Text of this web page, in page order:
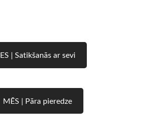
ES | Satikšanās ar sevi
MĒS | Pāra pieredze